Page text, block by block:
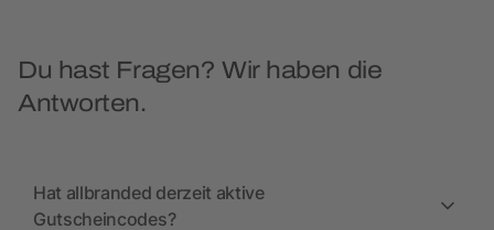
Du hast Fragen? Wir haben die
Antworten.
Hat allbranded derzeit aktive
Gutscheincodes?